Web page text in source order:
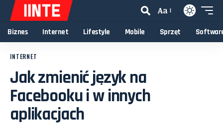
Aa
Biznes Internet Lifestyle Mobile Sprzęt
INTERNET
Jak zmienić język na
Facebooku i w innych
aplikacjach